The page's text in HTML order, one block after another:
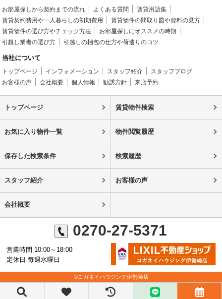
お部屋探しから契約までの流れ よくある質問
賃貸用語集
賃貸契約費用や一人暮らしの初期費用
賃貸物件の間取り図や資料の見方
賃貸物件の選び方やチェック方法
お部屋探しにオススメの時期
引越し業者の選び方
引越しの梱包の仕方や荷造りのコツ
当社について
トップページ インフォメーション スタッフ紹介
スタッフブログ
お客様の声
会社概要 個人情報 勧誘方針 来店予約
トップページ 賃貸物件検索
お気に入り物件一覧 物件閲覧履歴
保存した検索条件 検索履歴
スタッフ紹介 お客様の声
会社概要
0270-27-5371
営業時間 10:00～18:00
定休日 毎週水曜日
©コガネイハウジング伊勢崎店